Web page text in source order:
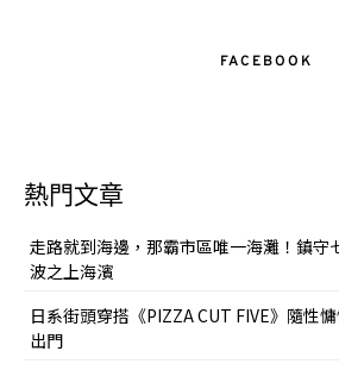
FACEBOOK
熱門文章
走路就到海邊，那霸市區唯一海灘！鎮守
波之上海濱
日系街頭穿搭《PIZZA CUT FIVE》隨性
出門